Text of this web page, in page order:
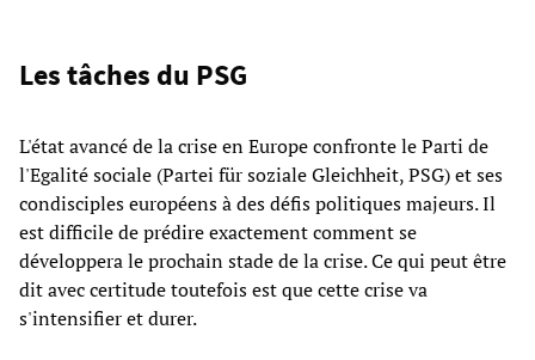
Les tâches du PSG
L'état avancé de la crise en Europe confronte le Parti de
l'Egalité sociale (Partei für soziale Gleichheit, PSG) et ses
condisciples européens à des défis politiques majeurs. Il
est difficile de prédire exactement comment se
développera le prochain stade de la crise. Ce qui peut être
dit avec certitude toutefois est que cette crise va
s'intensifier et durer.